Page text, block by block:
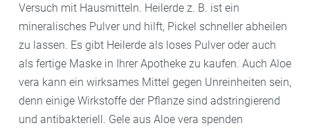
Versuch mit Hausmitteln. Heilerde z. B. ist ein
mineralisches Pulver und hilft, Pickel schneller abheilen
zu lassen. Es gibt Heilerde als loses Pulver oder auch
als fertige Maske in Ihrer Apotheke zu kaufen. Auch Aloe
vera kann ein wirksames Mittel gegen Unreinheiten sein,
denn einige Wirkstoffe der Pflanze sind adstringierend
und antibakteriell. Gele aus Aloe vera spenden